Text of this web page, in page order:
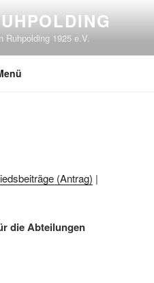
Ruhpolding 1925 e.V.
(Antrag) |
die Abteilungen